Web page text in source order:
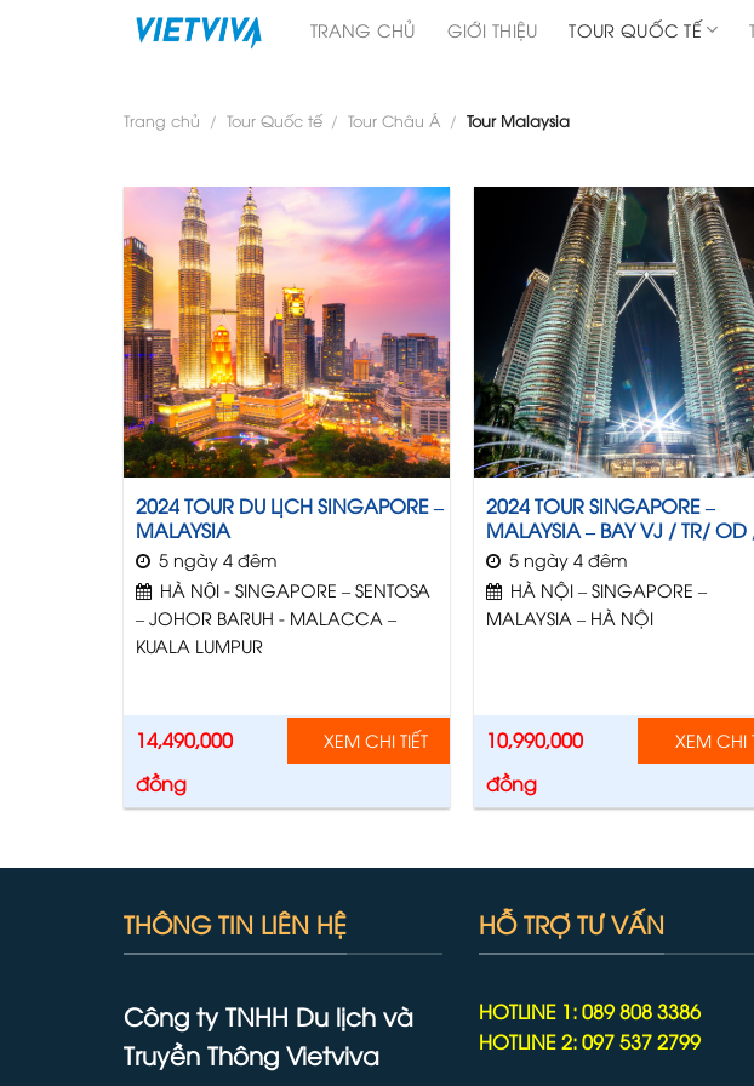
TRANG CHỦ GIỚI THIỆU TOUR QUỐC TẾ
Trang chủ / Tour Quốc tế / Tour Châu Á / Tour Malaysia
2024 TOUR DU LỊCH SINGAPORE –
MALAYSIA
5 ngày 4 đêm
HÀ NỘI - SINGAPORE – SENTOSA
– JOHOR BARUH - MALACCA –
KUALA LUMPUR
14,490,000
đồng
XEM CHI TIẾT
2024 TOUR SINGAPORE –
MALAYSIA – BAY VJ / TR/
5 ngày 4 đêm
HÀ NỘI – SINGAPORE –
MALAYSIA – HÀ NỘI
10,990,000
đồng
XEM CHI
THÔNG TIN LIÊN HỆ
Công ty TNHH Du lịch và
Truyền Thông Vietviva
HỖ TRỢ TƯ VẤN
HOTLINE 1: 089 808 3386
HOTLINE 2: 097 537 2799